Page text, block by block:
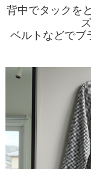
背中でタックを
ベルトなどでブ